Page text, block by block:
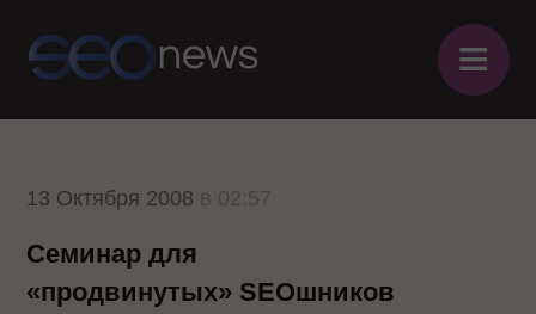
≡
13 Октября 2008
Семинар для
«продвинутых» SEOшников